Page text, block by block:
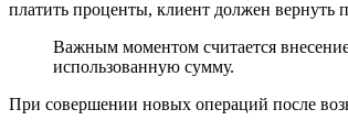
платить проценты, клиент должен вернуть
Важным моментом считается
использованную сумму.
При совершении новых операций после